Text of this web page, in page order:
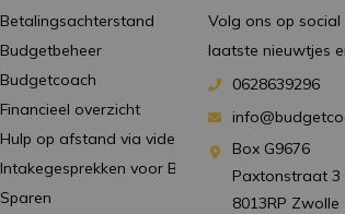
Betalingsachterstand
Budgetbeheer
Budgetcoach
Financieel overzicht
Hulp op afstand via videobellen
Intakegesprekken voor
Sparen
Volg ons op
laatste nieuwtjes
0628639296
Box G9676
Paxtonstraat 3
8013RP Zwolle